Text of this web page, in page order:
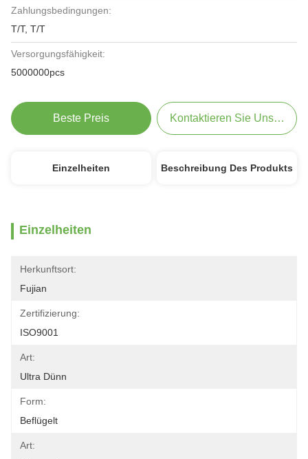
Zahlungsbedingungen:
T/T, T/T
Versorgungsfähigkeit:
5000000pcs
Beste Preis Kontaktieren Sie Uns Jetzt
Einzelheiten Beschreibung Des Produkts
Einzelheiten
Herkunftsort:
Fujian
Zertifizierung:
ISO9001
Art:
Ultra Dünn
Form:
Beflügelt
Art: